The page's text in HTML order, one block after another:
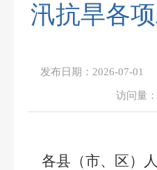
汛抗旱各
发布日期： 2026-07-01
访问量：
各县（市、区）